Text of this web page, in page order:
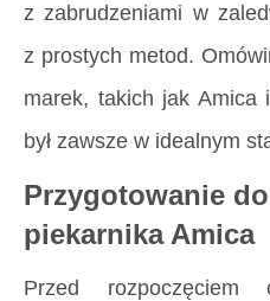
z zabrudzeniami w
z prostych metod.
marek, takich jak Amica
był zawsze w idealnym
Przygotowanie
piekarnika Amica
Przed rozpoczęciem